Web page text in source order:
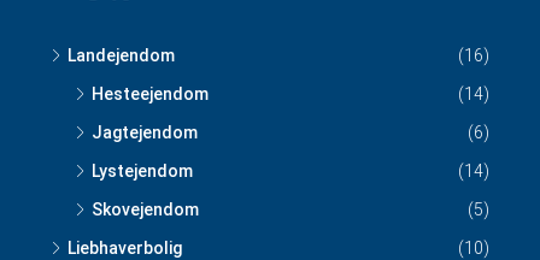
Landejendom
(16)
Hesteejendom
(14)
Jagtejendom
(6)
Lystejendom
(14)
Skovejendom
(5)
Liebhaverbolig
(10)